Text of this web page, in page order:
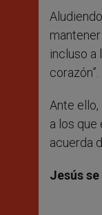
incluso a
corazón”.
Ante
a los que
acuerda
Jesús